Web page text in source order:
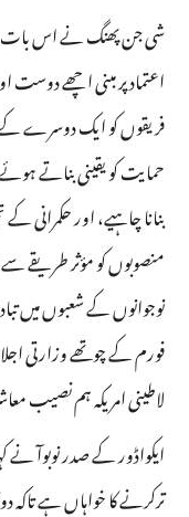
شی جن پھنگ نے اس بات پر
اعتماد پر مبنی اچھے دوست
فریقوں کو ایک دوسرے
حمایت کو یقینی بناتے
بنانا چاہیے، اور حکمرانی
منصوبوں کو مؤثر طریقے سے
نوجوانوں کے شعبوں میں
فورم کے چوتھے وزارتی
لاطینی امریکہ ہم نصیب
ایکواڈور کے صدر نوبوآ نے
ترکرنے کا خواہاں ہے تاکہ